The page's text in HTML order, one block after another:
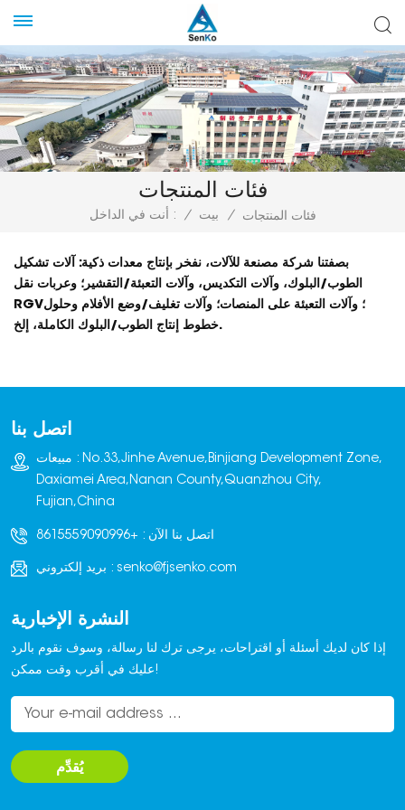
فئات المنتجات
أنت في الداخل : / بيت / فئات المنتجات
بصفتنا شركة مصنعة للآلات، نفخر بإنتاج معدات ذكية: آلات تشكيل
الطوب/البلوك، وآلات التكديس، وآلات التعبئة/التقشير؛ وعربات نقل
RGV؛ وآلات التعبئة على المنصات؛ وآلات تغليف/وضع الأفلام وحلول
خطوط إنتاج الطوب/البلوك الكاملة، إلخ.
اتصل بنا
مبيعات : No.33,Jinhe Avenue,Binjiang Development Zone,
Daxiamei Area,Nanan County,Quanzhou City,
Fujian,China
اتصل بنا الآن : +8615559090996
بريد إلكتروني : senko@fjsenko.com
النشرة الإخبارية
إذا كان لديك أسئلة أو اقتراحات، يرجى ترك لنا رسالة، وسوف نقوم بالرد
عليك في أقرب وقت ممكن!
يُقدِّم